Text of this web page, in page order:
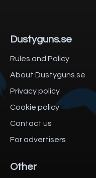
Dustyguns.se
Rules and Policy
About Dustyguns.se
Privacy policy
Cookie policy
Contact us
For advertisers
Other